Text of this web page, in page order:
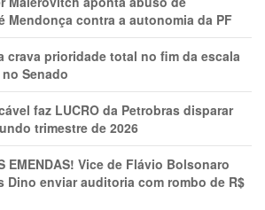
Mendonça contra a autonomia da PF
crava prioridade total no fim da escala
Senado
faz LUCRO da Petrobras disparar
trimestre de 2026
EMENDAS! Vice de Flávio Bolsonaro
Dino enviar auditoria com rombo de R$